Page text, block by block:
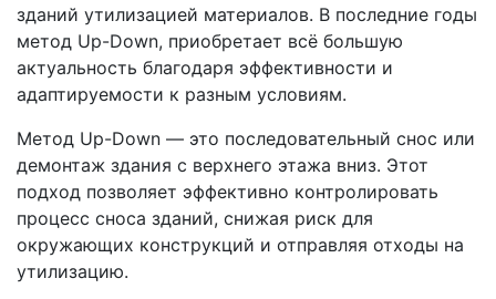
зданий утилизацией материалов. В последние годы
метод Up-Down, приобретает всё большую
актуальность благодаря эффективности и
адаптируемости к разным условиям.
Метод Up-Down — это последовательный снос или
демонтаж здания с верхнего этажа вниз. Этот
подход позволяет эффективно контролировать
процесс сноса зданий, снижая риск для
окружающих конструкций и отправляя отходы на
утилизацию.